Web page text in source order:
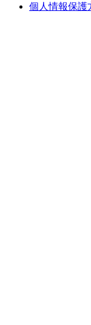
個人情報保護